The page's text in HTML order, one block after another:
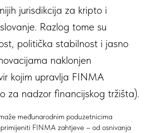
jurisdikcija za kripto i
Razlog tome su
politička stabilnost i jasno
naklonjen
kojim upravlja FINMA
za nadzor financijskog tržišta).
međunarodnim poduzetnicima
FINMA zahtjeve – od osnivanja